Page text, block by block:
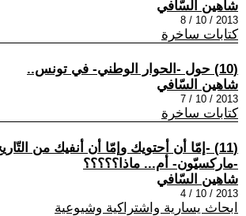
شاهين السّافي
2013 / 10 / 8
كتابات ساخرة
(10) حول -الحوار الوطني- في تونس..
شاهين السّافي
2013 / 10 / 7
كتابات ساخرة
(11) -إمّا أن أحتويك وإمّا أن أنفيك من
-ماركسيّون- أم... ماذا؟؟؟؟؟
شاهين السّافي
2013 / 10 / 4
ابحاث يسارية واشتراكية وشيوعية